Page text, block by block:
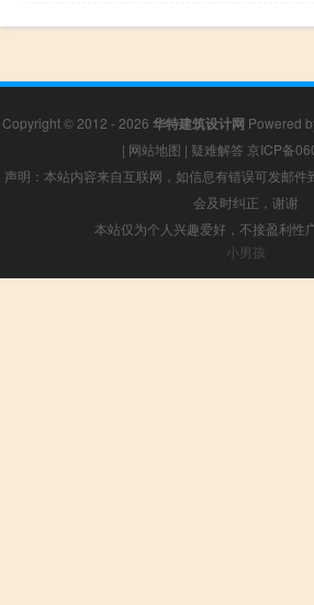
Copyright © 2012 - 2026 华特建筑设计网 Powered
| 网站地图 | 疑难解答 京ICP备
声明：本站内容来自互联网，如信息有错误可发邮
会及时纠正，谢谢
本站仅为个人兴趣爱好，不接盈利性
小男孩